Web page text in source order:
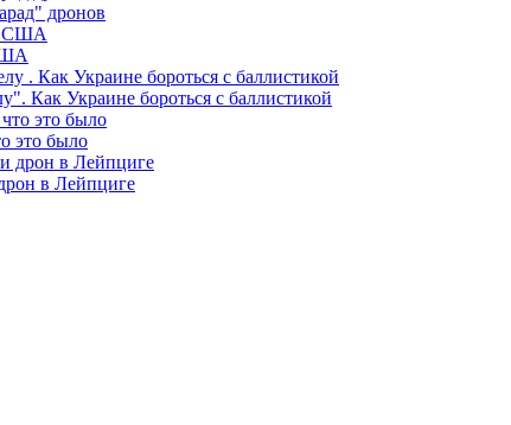
дронов
Как Украине бороться с баллистикой
это было
в Лейпциге